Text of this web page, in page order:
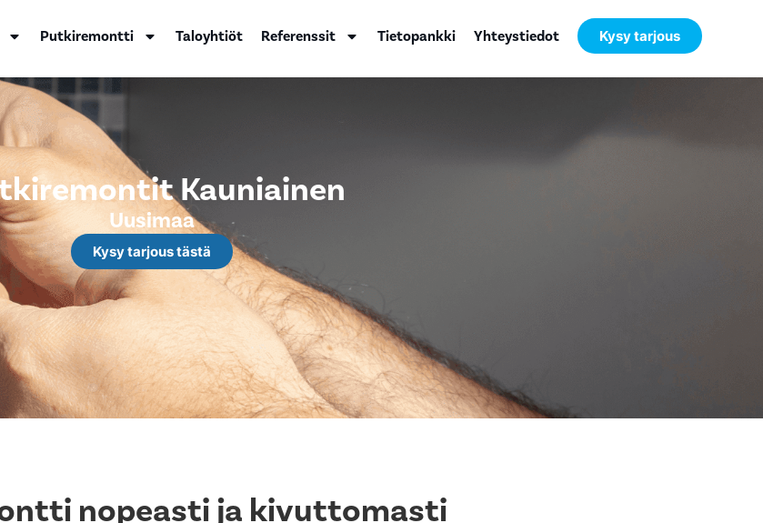
Putkiremontti Taloyhtiöt Referenssit Tietopankki Yhteystiedot Kysy tarjous
Kauniainen
Uusimaa
Kysy tarjous tästä
nopeasti ja kivuttomasti